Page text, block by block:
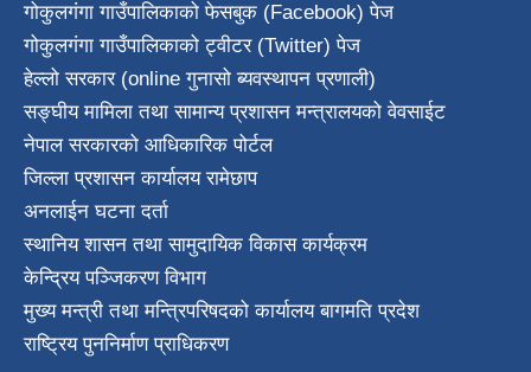
गोकुलगंगा गाउँपालिकाको फेसबुक (Facebook) पेज
गोकुलगंगा गाउँपालिकाको ट्वीटर (Twitter) पेज
हेल्लो सरकार (online गुनासो ब्यवस्थापन प्रणाली)
सङ्घीय मामिला तथा सामान्य प्रशासन मन्त्रालयको वेवसाईट
नेपाल सरकारको आधिकारिक पोर्टल
जिल्ला प्रशासन कार्यालय रामेछाप
अनलाईन घटना दर्ता
स्थानिय शासन तथा सामुदायिक विकास कार्यक्रम
केन्द्रिय पञ्जिकरण विभाग
मुख्य मन्त्री तथा मन्त्रिपरिषदको कार्यालय बागमति प्रदेश
राष्ट्रिय पुननिर्माण प्राधिकरण